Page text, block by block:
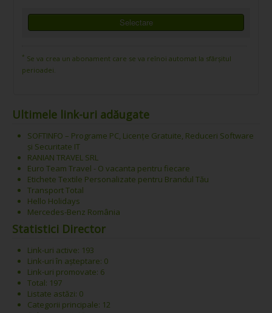
Selectare
* Se va crea un abonament care se va reînoi automat la sfârșitul
perioadei.
Ultimele link-uri adăugate
SOFTINFO – Programe PC, Licențe Gratuite, Reduceri Software
și Securitate IT
RANIAN TRAVEL SRL
Euro Team Travel - O vacanta pentru fiecare
Etichete Textile Personalizate pentru Brandul Tău
Transport Total
Hello Holidays
Mercedes-Benz România
Statistici Director
Link-uri active: 193
Link-uri în așteptare: 0
Link-uri promovate: 6
Total: 197
Listate astăzi: 0
Categorii principale: 12